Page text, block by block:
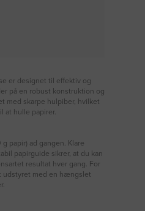
er designet til effektiv og
på en robust konstruktion og
med skarpe hulpiber, hvilket
at hulle papirer.
papir) ad gangen. Klare
papirguide sikrer, at du kan
resultat hver gang. For
udstyret med en hængslet